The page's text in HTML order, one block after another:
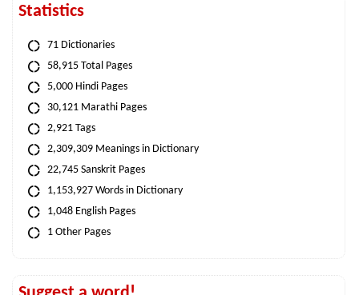
Statistics
71 Dictionaries
58,915 Total Pages
5,000 Hindi Pages
30,121 Marathi Pages
2,921 Tags
2,309,309 Meanings in Dictionary
22,745 Sanskrit Pages
1,153,927 Words in Dictionary
1,048 English Pages
1 Other Pages